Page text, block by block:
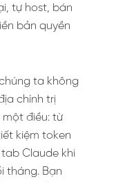
tự host, bán
bản quyền
ta không
chính trị
một điều: từ
kiệm token
Claude khi
tháng. Bạn